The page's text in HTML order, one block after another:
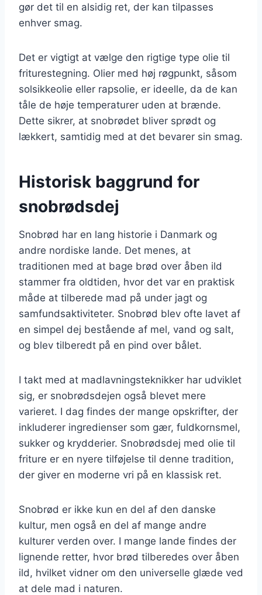
gør det til en alsidig ret, der kan tilpasses
enhver smag.
Det er vigtigt at vælge den rigtige type olie til
friturestegning. Olier med høj røgpunkt, såsom
solsikkeolie eller rapsolie, er ideelle, da de kan
tåle de høje temperaturer uden at brænde.
Dette sikrer, at snobrødet bliver sprødt og
lækkert, samtidig med at det bevarer sin smag.
Historisk baggrund for
snobrødsdej
Snobrød har en lang historie i Danmark og
andre nordiske lande. Det menes, at
traditionen med at bage brød over åben ild
stammer fra oldtiden, hvor det var en praktisk
måde at tilberede mad på under jagt og
samfundsaktiviteter. Snobrød blev ofte lavet af
en simpel dej bestående af mel, vand og salt,
og blev tilberedt på en pind over bålet.
I takt med at madlavningsteknikker har udviklet
sig, er snobrødsdejen også blevet mere
varieret. I dag findes der mange opskrifter, der
inkluderer ingredienser som gær, fuldkornsmel,
sukker og krydderier. Snobrødsdej med olie til
friture er en nyere tilføjelse til denne tradition,
der giver en moderne vri på en klassisk ret.
Snobrød er ikke kun en del af den danske
kultur, men også en del af mange andre
kulturer verden over. I mange lande findes der
lignende retter, hvor brød tilberedes over åben
ild, hvilket vidner om den universelle glæde ved
at dele mad i naturen.